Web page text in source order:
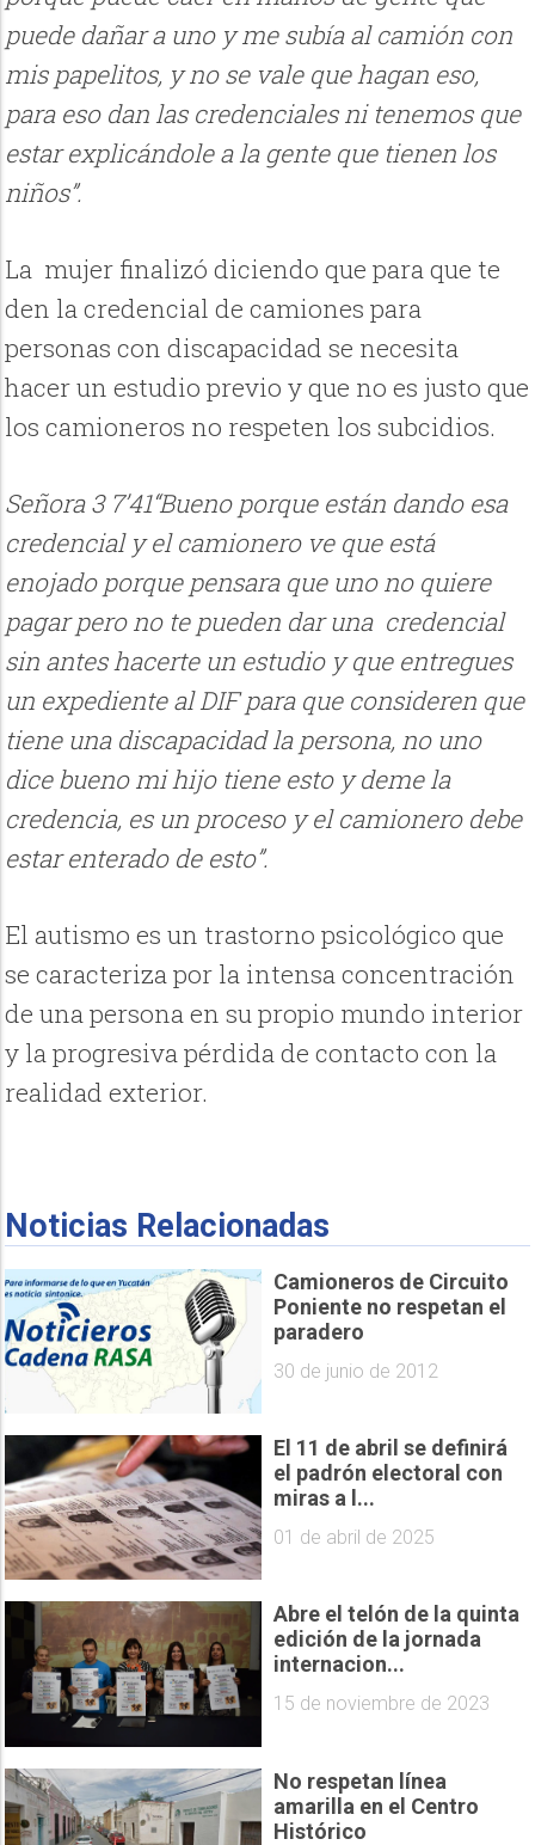
puede dañar a uno y me subía al camión con
mis papelitos, y no se vale que hagan eso,
para eso dan las credenciales ni tenemos que
estar explicándole a la gente que tienen los
niños”.
La mujer finalizó diciendo que para que te
den la credencial de camiones para
personas con discapacidad se necesita
hacer un estudio previo y que no es justo que
los camioneros no respeten los subcidios.
Señora 3 7’41“Bueno porque están dando esa
credencial y el camionero ve que está
enojado porque pensara que uno no quiere
pagar pero no te pueden dar una credencial
sin antes hacerte un estudio y que entregues
un expediente al DIF para que consideren que
tiene una discapacidad la persona, no uno
dice bueno mi hijo tiene esto y deme la
credencia, es un proceso y el camionero debe
estar enterado de esto”.
El autismo es un trastorno psicológico que
se caracteriza por la intensa concentración
de una persona en su propio mundo interior
y la progresiva pérdida de contacto con la
realidad exterior.
Noticias Relacionadas
Camioneros de Circuito
Poniente no respetan el
paradero
30 de junio de 2012
El 11 de abril se definirá
el padrón electoral con
miras a l...
01 de abril de 2025
Abre el telón de la quinta
edición de la jornada
internacion...
15 de noviembre de 2023
No respetan línea
amarilla en el Centro
Histórico